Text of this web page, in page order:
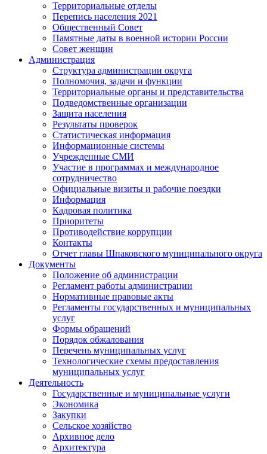
Территориальные отделы
Перепись населения 2021
Общественный Совет
Памятные даты в военной истории России
Совет женщин
Администрация
Структура администрации округа
Полномочия, задачи и функции
Территориальные органы и представительства
Подведомственные организации
Защита населения
Результаты проверок
Статистическая информация
Информационные системы
Учрежденные СМИ
Участие в программах и международное
сотрудничество
Официальные визиты и рабочие поездки
Информация
Кадровая политика
Приоритеты
Противодействие коррупции
Контакты
Отчет главы Шпаковского муниципального округа
Документы
Положение об администрации
Регламент работы администрации
Нормативные правовые акты
Регламенты государственных и муниципальных
услуг
Формы обращений
Порядок обжалования
Перечень муниципальных услуг
Технологические схемы предоставления
муниципальных услуг
Деятельность
Государственные и муниципальные услуги
Экономика
Закупки
Сельское хозяйство
Архивное дело
Архитектура